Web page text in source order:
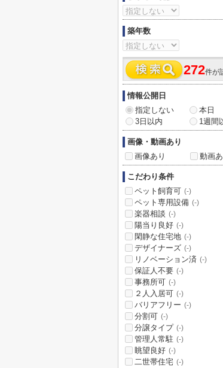
築年数
272件が
情報公開日
指定しない
本日
3日以内
1週間
画像・動画あり
画像あり
動画
こだわり条件
ペット飼育可 (-)
ペット専用設備 (-)
楽器相談 (-)
陽当り良好 (-)
閑静な住宅地 (-)
デザイナーズ (-)
リノベーション済 (-)
保証人不要 (-)
事務所可 (-)
２人入居可 (-)
バリアフリー (-)
分割可 (-)
分譲タイプ (-)
管理人常駐 (-)
眺望良好 (-)
二世帯住宅 (-)